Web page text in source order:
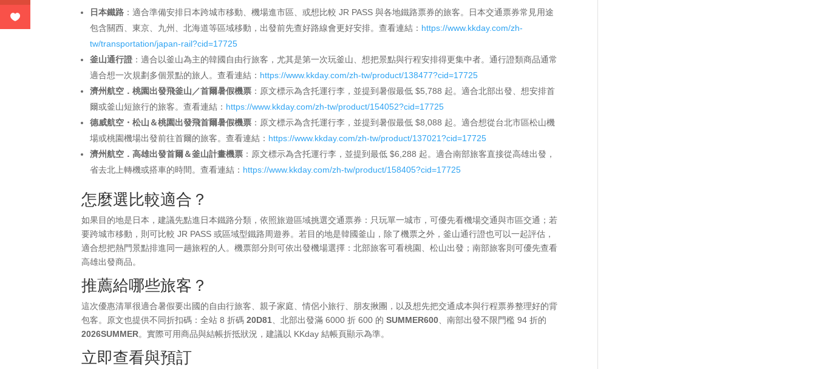
日本鐵路 ：適合準備安排日本跨城市移動、機場進市區、或想比較 JR PASS 與各地鐵路票券的旅客。日本交通票券常見用途
包含關西、東京、九州、北海道等區域移動，出發前先查好路線會更好安排。查看連結： https://www.kkday.com/zh-
tw/transportation/japan-rail?cid=17725
釜山通行證 ：適合以釜山為主的韓國自由行旅客，尤其是第一次玩釜山、想把景點與行程安排得更集中者。通行證類商品通常
適合想一次規劃多個景點的旅人。查看連結： https://www.kkday.com/zh-tw/product/138477?cid=17725
濟州航空．桃園出發飛釜山／首爾暑假機票 ：原文標示為含托運行李，並提到暑假最低 $5,788 起。適合北部出發、想安排首
爾或釜山短旅行的旅客。查看連結： https://www.kkday.com/zh-tw/product/154052?cid=17725
德威航空・松山＆桃園出發飛首爾暑假機票 ：原文標示為含托運行李，並提到暑假最低 $8,088 起。適合想從台北市區松山機
場或桃園機場出發前往首爾的旅客。查看連結： https://www.kkday.com/zh-tw/product/137021?cid=17725
濟州航空．高雄出發首爾＆釜山計畫機票 ：原文標示為含托運行李，並提到最低 $6,288 起。適合南部旅客直接從高雄出發，
省去北上轉機或搭車的時間。查看連結： https://www.kkday.com/zh-tw/product/158405?cid=17725
怎麼選比較適合？
如果目的地是日本，建議先點進日本鐵路分類，依照旅遊區域挑選交通票券：只玩單一城市，可優先看機場交通與市區交通；若
要跨城市移動，則可比較 JR PASS 或區域型鐵路周遊券。若目的地是韓國釜山，除了機票之外，釜山通行證也可以一起評估，
適合想把熱門景點排進同一趟旅程的人。機票部分則可依出發機場選擇：北部旅客可看桃園、松山出發；南部旅客則可優先查看
高雄出發商品。
推薦給哪些旅客？
這次優惠清單很適合暑假要出國的自由行旅客、親子家庭、情侶小旅行、朋友揪團，以及想先把交通成本與行程票券整理好的背
包客。原文也提供不同折扣碼：全站 8 折碼20D81 、北部出發滿 6000 折 600 的SUMMER600 、南部出發不限門檻 94 折的
2026SUMMER。實際可用商品與結帳折抵狀況，建議以 KKday 結帳頁顯示為準。
立即查看與預訂